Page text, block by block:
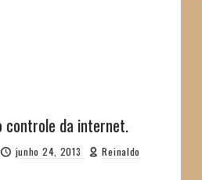
controle da internet.
junho 24, 2013
Reinaldo